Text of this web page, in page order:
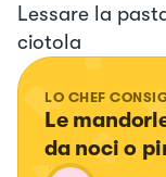
Lessare la
ciotola
LO CHEF
Le
da noci o